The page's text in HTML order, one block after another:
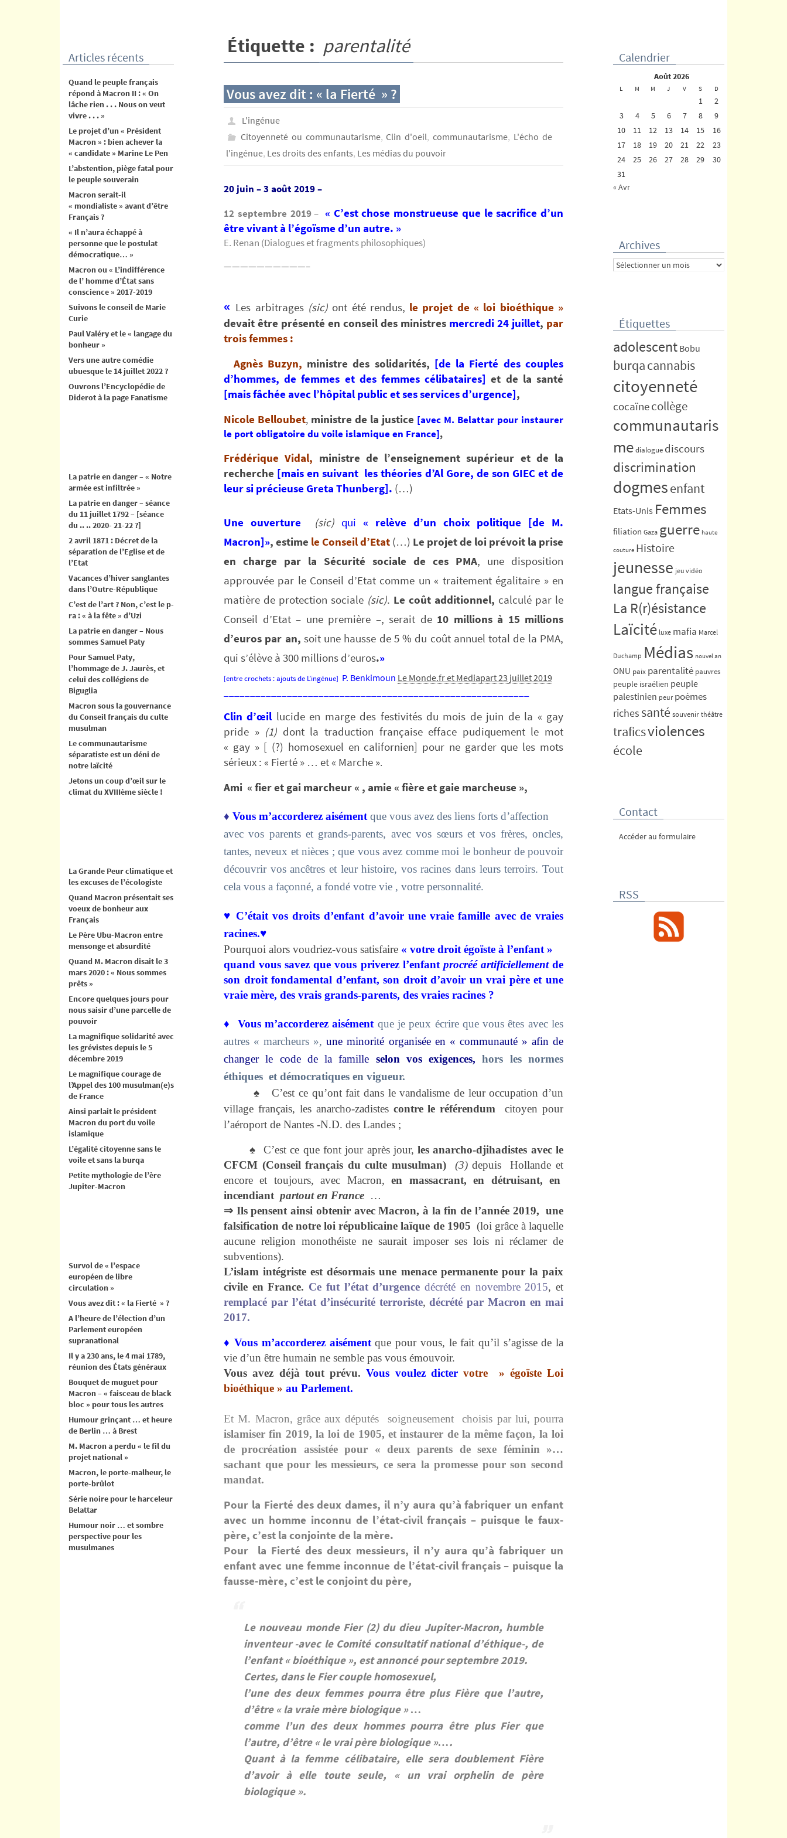
Étiquette : parentalité
Vous avez dit : « la Fierté » ?
L'ingénue
Citoyenneté ou communautarisme, Clin d'oeil,communautarisme, L'écho de
l'ingénue, Les droits des enfants, Les médias du pouvoir
20 juin – 3 août 2019 –
12 septembre 2019– « C’est chose monstrueuse que le sacrifice d’un
être vivant à l’égoïsme d’un autre. »
E. Renan (Dialogues et fragments philosophiques)
——————————–
« Les arbitrages (sic) ont été rendus, le projet de « loi bioéthique »
devait être présenté en conseil des ministres mercredi 24 juillet, par
trois femmes :
Agnès Buzyn, ministre des solidarités, [de la Fierté des couples
d’hommes, de femmes et des femmes célibataires] et de la santé
[mais fâchée avec l’hôpital public et ses services d’urgence],
Nicole Belloubet, ministre de la justice [avec M. Belattar pour instaurer
le port obligatoire du voile islamique en France],
Frédérique Vidal, ministre de l’enseignement supérieur et de la
recherche [mais en suivant les théories d’Al Gore, de son GIEC et de
leur si précieuse Greta Thunberg]. (…)
Une ouverture (sic) qui « relève d’un choix politique [de M.
Macron]», estime le Conseil d’Etat (…) Le projet de loi prévoit la prise
en charge par la Sécurité sociale de ces PMA, une disposition
approuvée par le Conseil d’Etat comme un « traitement égalitaire » en
matière de protection sociale (sic). Le coût additionnel, calculé par le
Conseil d’Etat – une première –, serait de 10 millions à 15 millions
d’euros par an, soit une hausse de 5 % du coût annuel total de la PMA,
qui s’élève à 300 millions d’euros.»
[entre crochets : ajouts de L’ingénue] P. Benkimoun Le Monde.fr et Mediapart 23 juillet 2019
Clin d’œil lucide en marge des festivités du mois de juin de la « gay
pride » (1) dont la traduction française efface pudiquement le mot
« gay » [ (?) homosexuel en californien] pour ne garder que les mots
sérieux : « Fierté » … et « Marche ».
Ami « fier et gai marcheur « , amie « fière et gaie marcheuse »,
♦ Vous m’accorderez aisément que vous avez des liens forts d’affection
avec vos parents et grands-parents, avec vos sœurs et vos frères, oncles,
tantes, neveux et nièces ; que vous avez comme moi le bonheur de pouvoir
découvrir vos ancêtres et leur histoire, vos racines dans leurs terroirs. Tout
cela vous a façonné, a fondé votre vie , votre personnalité.
♥ C’était vos droits d’enfant d’avoir une vraie famille avec de vraies
racines.♥
Pourquoi alors voudriez-vous satisfaire « votre droit égoïste à l’enfant »
quand vous savez que vous priverez l’enfant procréé artificiellementde
son droit fondamental d’enfant, son droit d’avoir un vrai père et une
vraie mère, des vrais grands-parents, des vraies racines ?
♦ Vous m’accorderez aisément que je peux écrire que vous êtes avec les
autres « marcheurs »,une minorité organisée en « communauté » afin de
changer le code de la famille selon vos exigences,hors les normes
éthiques et démocratiques en vigueur.
♠ C’est ce qu’ont fait dans le vandalisme de leur occupation d’un
village français, les anarcho-zadistes contre le référendum
citoyen pour
l’aéroport de Nantes -N.D. des Landes ;
♠ C’est ce que font jour après jour,les anarcho-djihadistes avec le
CFCM (Conseil français du culte musulman)
(3)depuis Hollande et
encore et toujours, avec Macron,en massacrant, en détruisant, en
incendiant partout en France …
⇒ Ils pensent ainsi obtenir avec Macron, à la fin de l’année 2019, une
falsification de notre loi républicaine laïque de 1905 (loi grâce à laquelle
aucune religion monothéiste ne saurait imposer ses lois ni réclamer de
subventions).
L’islam intégriste est désormais une menace permanente pour la paix
civile en France. Ce fut l’état d’urgence décrété en novembre 2015, et
remplacé par l’état d’insécurité terroriste,décrété par Macron en mai
2017.
♦ Vous m’accorderez aisément que pour vous, le fait qu’il s’agisse de la
vie d’un être humain ne semble pas vous émouvoir.
Vous avez déjà tout prévu.Vous voulez dicter votre » égoïste Loi
bioéthique » au Parlement.
Et M. Macron, grâce aux députés soigneusement choisis par lui, pourra
islamiser fin 2019, la loi de 1905,et instaurer de la même façon, la loi
de procréation assistée pour « deux parents de sexe féminin »…
sachant que pour les messieurs, ce sera la promesse pour son second
mandat.
Pour la Fierté des deux dames, il n’y aura qu’à fabriquer un enfant
avec un homme inconnu de l’état-civil français – puisque le faux-
père, c’est la conjointe de la mère.
Pour la Fierté des deux messieurs, il n’y aura qu’à fabriquer un
enfant avec une femme inconnue de l’état-civil français – puisque la
fausse-mère, c’est le conjoint du père,
Le nouveau monde Fier (2) du dieu Jupiter-Macron, humble
inventeur -avec le Comité consultatif national d’éthique-, de
l’enfant « bioéthique », est annoncé pour septembre 2019.
Certes, dans le Fier couple homosexuel,
l’une des deux femmes pourra être plus Fière que l’autre,
d’être « la vraie mère biologique » …
comme l’un des deux hommes pourra être plus Fier que
l’autre, d’être « le vrai père biologique »….
Quant à la femme célibataire, elle sera doublement Fière
d’avoir à elle toute seule, « un vrai orphelin de père
biologique ».
Articles récents
Quand le peuple français
répond à Macron II : « On
lâche rien . . . Nous on veut
vivre . . . »
Le projet d’un « Président
Macron » : bien achever la
« candidate » Marine Le Pen
L’abstention, piège fatal pour
le peuple souverain
Macron serait-il
« mondialiste » avant d’être
Français ?
« Il n’aura échappé à
personne que le postulat
démocratique… »
Macron ou « L’indifférence
de l’ homme d’État sans
conscience » 2017-2019
Suivons le conseil de Marie
Curie
Paul Valéry et le « langage du
bonheur »
Vers une autre comédie
ubuesque le 14 juillet 2022 ?
Ouvrons l’Encyclopédie de
Diderot à la page Fanatisme
La patrie en danger – « Notre
armée est infiltrée »
La patrie en danger – séance
du 11 juillet 1792 – [séance
du .. .. 2020- 21-22 ?]
2 avril 1871 : Décret de la
séparation de l’Eglise et de
l’Etat
Vacances d’hiver sanglantes
dans l’Outre-République
C’est de l’art ? Non, c’est le p-
ra : « à la fête » d’Uzi
La patrie en danger – Nous
sommes Samuel Paty
Pour Samuel Paty,
l’hommage de J. Jaurès, et
celui des collégiens de
Biguglia
Macron sous la gouvernance
du Conseil français du culte
musulman
Le communautarisme
séparatiste est un déni de
notre laïcité
Jetons un coup d’œil sur le
climat du XVIIIème siècle !
La Grande Peur climatique et
les excuses de l’écologiste
Quand Macron présentait ses
voeux de bonheur aux
Français
Le Père Ubu-Macron entre
mensonge et absurdité
Quand M. Macron disait le 3
mars 2020 : « Nous sommes
prêts »
Encore quelques jours pour
nous saisir d’une parcelle de
pouvoir
La magnifique solidarité avec
les grévistes depuis le 5
décembre 2019
Le magnifique courage de
l’Appel des 100 musulman(e)s
de France
Ainsi parlait le président
Macron du port du voile
islamique
L’égalité citoyenne sans le
voile et sans la burqa
Petite mythologie de l’ère
Jupiter-Macron
Survol de « l’espace
européen de libre
circulation »
Vous avez dit : « la Fierté » ?
A l’heure de l’élection d’un
Parlement européen
supranational
Il y a 230 ans, le 4 mai 1789,
réunion des États généraux
Bouquet de muguet pour
Macron – « faisceau de black
bloc » pour tous les autres
Humour grinçant … et heure
de Berlin … à Brest
M. Macron a perdu « le fil du
projet national »
Macron, le porte-malheur, le
porte-brûlot
Série noire pour le harceleur
Belattar
Humour noir … et sombre
perspective pour les
musulmanes
Calendrier
août 2026
L M M J V S D
1
2
3
4 5 6 7 8
9
10
11 12 13 14 15
16
17
18 19 20 21 22
23
24
25 26 27 28 29
30
31
« Avr
Archives
Archives
Étiquettes
adolescent Bobu
burqacannabis
citoyenneté
cocaïnecollège
communautaris
medialogue discours
discrimination
dogmesenfant
Etats-Unis Femmes
filiation Gaza guerre haute
couture Histoire
jeunesse jeu vidéo
langue française
La R(r)ésistance
Laïcité luxe mafia Marcel
Duchamp Médias nouvel an
ONU paix parentalité pauvres
peuple israélien peuple
palestinien peur poèmes
riches santé souvenir théâtre
traficsviolences
école
Contact
Accéder au formulaire
RSS